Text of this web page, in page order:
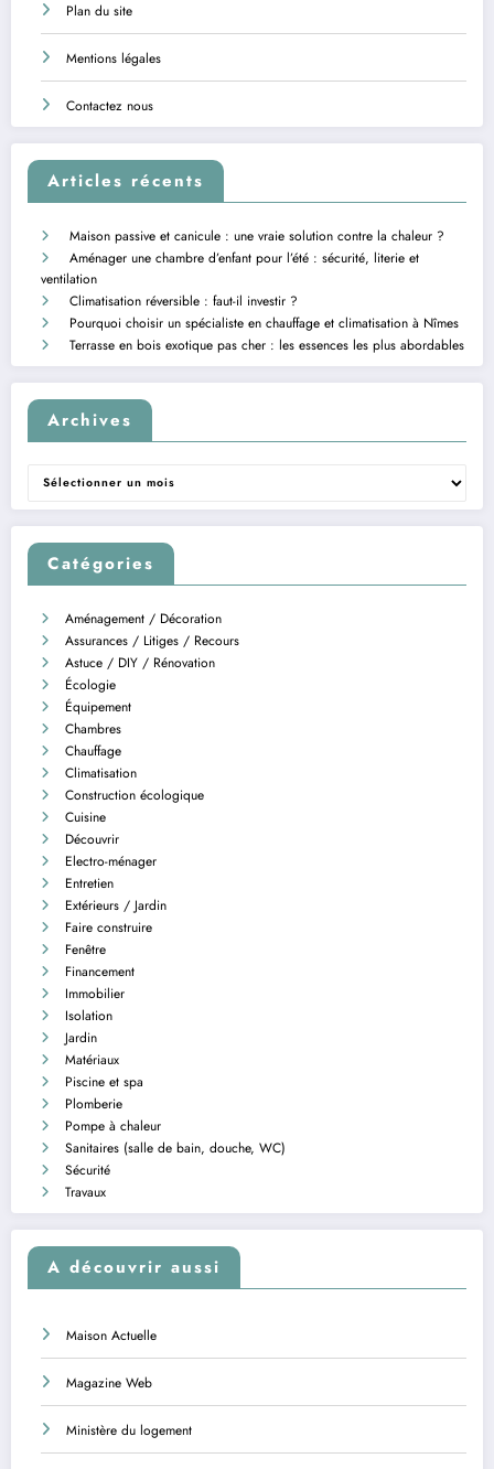
Plan du site
Mentions légales
Contactez nous
Articles récents
Maison passive et canicule : une vraie solution contre la chaleur ?
Aménager une chambre d’enfant pour l’été : sécurité, literie et
ventilation
Climatisation réversible : faut-il investir ?
Pourquoi choisir un spécialiste en chauffage et climatisation à Nîmes
Terrasse en bois exotique pas cher : les essences les plus abordables
Archives
Archives
Catégories
Aménagement / Décoration
Assurances / Litiges / Recours
Astuce / DIY / Rénovation
Écologie
Équipement
Chambres
Chauffage
Climatisation
Construction écologique
Cuisine
Découvrir
Electro-ménager
Entretien
Extérieurs / Jardin
Faire construire
Fenêtre
Financement
Immobilier
Isolation
Jardin
Matériaux
Piscine et spa
Plomberie
Pompe à chaleur
Sanitaires (salle de bain, douche, WC)
Sécurité
Travaux
A découvrir aussi
Maison Actuelle
Magazine Web
Ministère du logement